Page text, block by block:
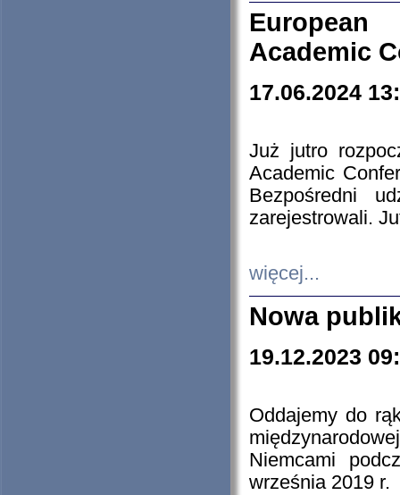
European
Academic
17.06.2024
Już jutro
Academic
Bezpośredni
zarejestrowali.
więcej...
Nowa
19.12.2023
Oddajemy do
Niemcami
września 2019 r.